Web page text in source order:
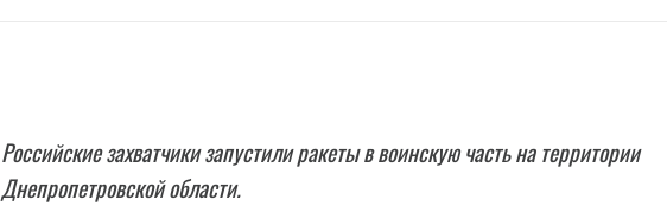
Российские захватчики запустили ракеты в воинскую часть на территории
Днепропетровской области.